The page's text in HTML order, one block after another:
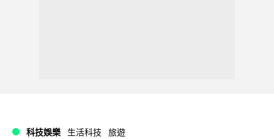
科技娛樂 生活科技 旅遊